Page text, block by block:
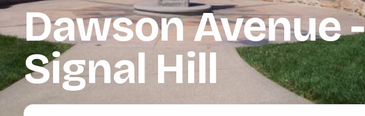
Dawson Avenue -
Signal Hill